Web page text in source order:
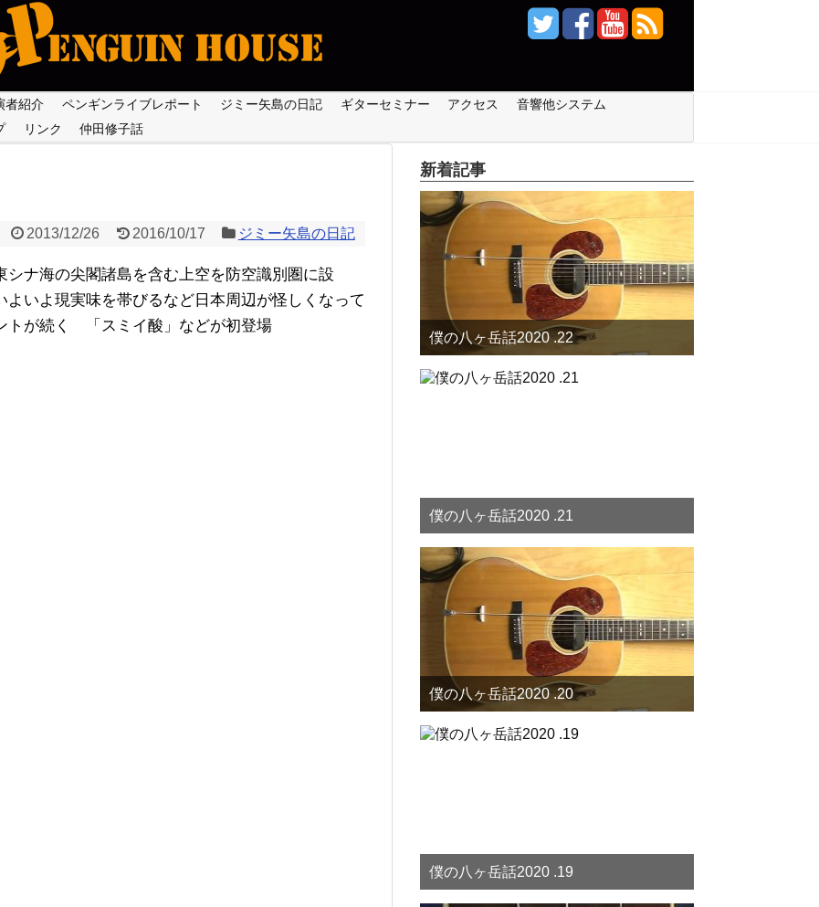
者紹介 ペンギンライブレポート ジミー矢島の日記 ギターセミナー アクセス
音響他システム
リンク 仲田修子話
2013/12/26 2016/10/17 ジミー矢島の日記
ナ海の尖閣諸島を含む上空を防空識別圏に設
いよ現実味を帯びるなど日本周辺が怪しくなって
トが続く 「スミイ酸」などが初登場
新着記事
僕の八ヶ岳話2020 .22
僕の八ヶ岳話2020 .21
僕の八ヶ岳話2020 .20
僕の八ヶ岳話2020 .19